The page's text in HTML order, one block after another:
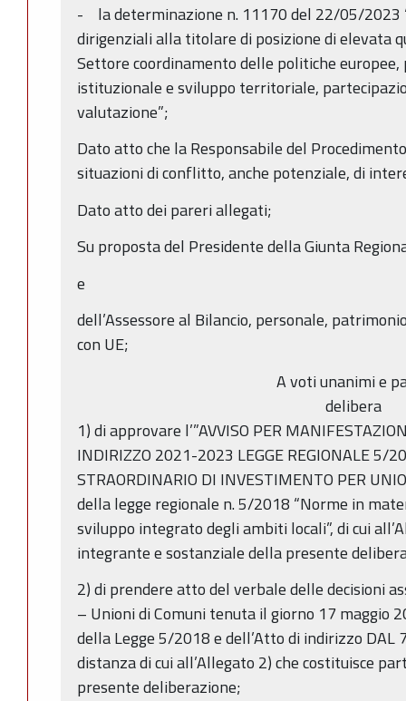
- la determinazione n. 11170 del 22/05/2023
dirigenziali alla titolare di posizione di elevata
Settore coordinamento delle politiche
istituzionale e sviluppo territoriale,
valutazione”;
Dato atto che la Responsabile del
situazioni di conflitto, anche potenziale, di
Dato atto dei pareri allegati;
Su proposta del Presidente della Giunta
e
dell’Assessore al Bilancio, personale,
con UE;
A voti unanimi e
delibera
1) di approvare l’”AVVISO PER
INDIRIZZO 2021-2023 LEGGE REGIONALE 5/
STRAORDINARIO DI INVESTIMENTO PER
della legge regionale n. 5/2018 “Norme in
sviluppo integrato degli ambiti locali”, di cui
integrante e sostanziale della presente
2) di prendere atto del verbale delle decisioni
– Unioni di Comuni tenuta il giorno 17 maggio
della Legge 5/2018 e dell’Atto di indirizzo
distanza di cui all’Allegato 2) che costituisce
presente deliberazione;